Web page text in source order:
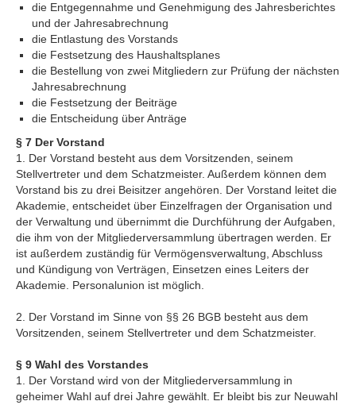
die Entgegennahme und Genehmigung des Jahresberichtes
und der Jahresabrechnung
die Entlastung des Vorstands
die Festsetzung des Haushaltsplanes
die Bestellung von zwei Mitgliedern zur Prüfung der nächsten
Jahresabrechnung
die Festsetzung der Beiträge
die Entscheidung über Anträge
§ 7 Der Vorstand
1. Der Vorstand besteht aus dem Vorsitzenden, seinem
Stellvertreter und dem Schatzmeister. Außerdem können dem
Vorstand bis zu drei Beisitzer angehören. Der Vorstand leitet die
Akademie, entscheidet über Einzelfragen der Organisation und
der Verwaltung und übernimmt die Durchführung der Aufgaben,
die ihm von der Mitgliederversammlung übertragen werden. Er
ist außerdem zuständig für Vermögensverwaltung, Abschluss
und Kündigung von Verträgen, Einsetzen eines Leiters der
Akademie. Personalunion ist möglich.
2. Der Vorstand im Sinne von §§ 26 BGB besteht aus dem
Vorsitzenden, seinem Stellvertreter und dem Schatzmeister.
§ 9 Wahl des Vorstandes
1. Der Vorstand wird von der Mitgliederversammlung in
geheimer Wahl auf drei Jahre gewählt. Er bleibt bis zur Neuwahl